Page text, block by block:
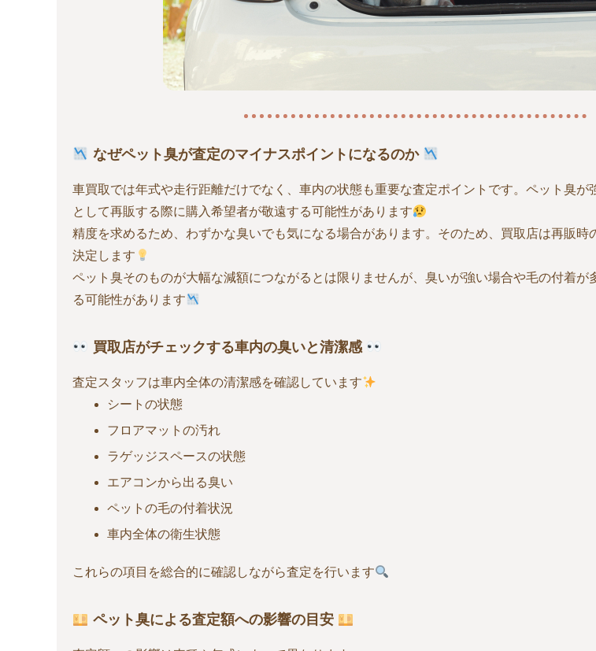
なぜペット臭が査定のマイナスポイントになるのか
車買取では年式や走行距離だけでなく、車内の状態も重要な査定ポイントです。ペット臭が
として再販する際に購入希望者が敬遠する可能性があります
精度を求めるため、わずかな臭いでも気になる場合があります。そのため、買取店は再販時
決定します
ペット臭そのものが大幅な減額につながるとは限りませんが、臭いが強い場合や毛の付着が
る可能性があります
買取店がチェックする車内の臭いと清潔感
査定スタッフは車内全体の清潔感を確認しています
シートの状態
フロアマットの汚れ
ラゲッジスペースの状態
エアコンから出る臭い
ペットの毛の付着状況
車内全体の衛生状態
これらの項目を総合的に確認しながら査定を行います
ペット臭による査定額への影響の目安